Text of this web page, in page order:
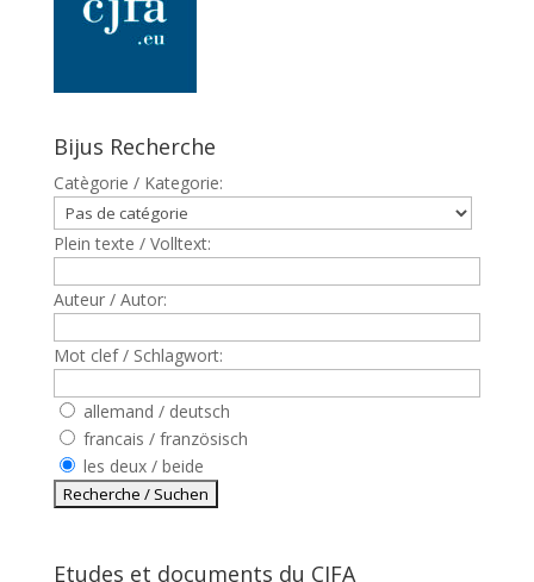
Bijus Recherche
Catègorie / Kategorie:
Plein texte / Volltext:
Auteur / Autor:
Mot clef / Schlagwort:
allemand / deutsch
francais / französisch
les deux / beide
Etudes et documents du CJFA